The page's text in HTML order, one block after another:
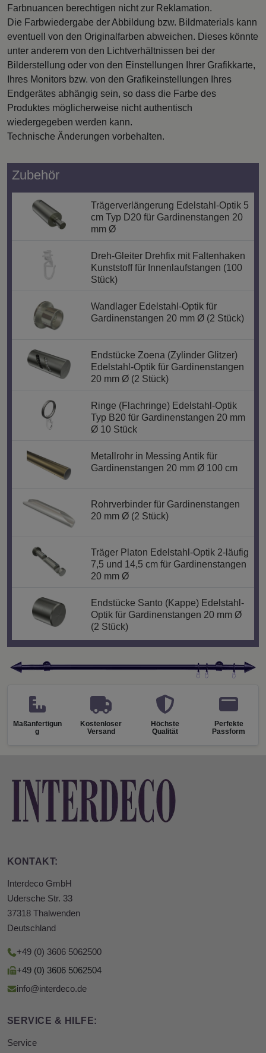
Farbnuancen berechtigen nicht zur Reklamation.
Die Farbwiedergabe der Abbildung bzw. Bildmaterials kann
eventuell von den Originalfarben abweichen. Dieses könnte
unter anderem von den Lichtverhältnissen bei der
Bilderstellung oder von den Einstellungen Ihrer Grafikkarte,
Ihres Monitors bzw. von den Grafikeinstellungen Ihres
Endgerätes abhängig sein, so dass die Farbe des
Produktes möglicherweise nicht authentisch
wiedergegeben werden kann.
Technische Änderungen vorbehalten.
Zubehör
Trägerverlängerung Edelstahl-Optik 5
cm Typ D20 für Gardinenstangen 20
mm Ø
Dreh-Gleiter Drehfix mit Faltenhaken
Kunststoff für Innenlaufstangen (100
Stück)
Wandlager Edelstahl-Optik für
Gardinenstangen 20 mm Ø (2 Stück)
Endstücke Zoena (Zylinder Glitzer)
Edelstahl-Optik für Gardinenstangen
20 mm Ø (2 Stück)
Ringe (Flachringe) Edelstahl-Optik
Typ B20 für Gardinenstangen 20 mm
Ø 10 Stück
Metallrohr in Messing Antik für
Gardinenstangen 20 mm Ø 100 cm
Rohrverbinder für Gardinenstangen
20 mm Ø (2 Stück)
Träger Platon Edelstahl-Optik 2-läufig
7,5 und 14,5 cm für Gardinenstangen
20 mm Ø
Endstücke Santo (Kappe) Edelstahl-
Optik für Gardinenstangen 20 mm Ø
(2 Stück)
Maßanfertigun
g
Kostenloser
Versand
Höchste
Qualität
Perfekte
Passform
KONTAKT:
Interdeco GmbH
Udersche Str. 33
37318 Thalwenden
Deutschland
+49 (0) 3606 5062500
+49 (0) 3606 5062504
info@interdeco.de
SERVICE & HILFE:
Service